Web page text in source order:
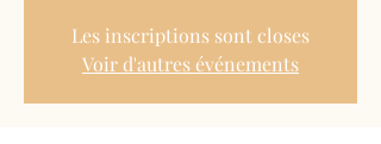
Les inscriptions sont closes
Voir d'autres événements